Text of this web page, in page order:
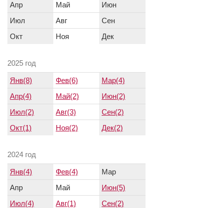
Апр
Май
Июн
Июл
Авг
Сен
Окт
Ноя Дек
2025 год
Янв(8) Фев(6)
Мар(4)
Апр(4)
Май(2)
Июн(2)
Июл(2)
Авг(3)
Сен(2)
Окт(1)
Ноя(2) Дек(2)
2024 год
Янв(4) Фев(4)
Мар
Апр
Май
Июн(5)
Июл(4)
Авг(1)
Сен(2)